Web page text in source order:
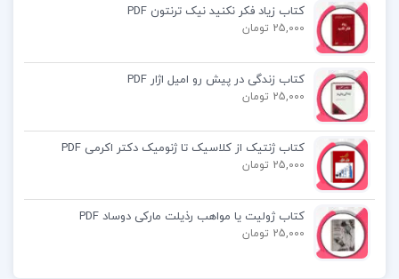
کتاب پیشنهادی📚
کتاب آئین سخنوری محمدعلی فروغی
کتاب آموزش علوم قرآن محمد هادی معرفت
کتاب نادر پسر شمشیر نورالله لارودی
کتاب زیاد فکر نکنید نیک ترنتون PDF
25,000 تومان
کتاب زندگی در پیش رو امیل اژار PDF
25,000 تومان
کتاب ژنتیک از کلاسیک تا ژنومیک دکتر اکرمی PDF
25,000 تومان
کتاب ژولیت یا مواهب رذیلت مارکی دوساد PDF
25,000 تومان